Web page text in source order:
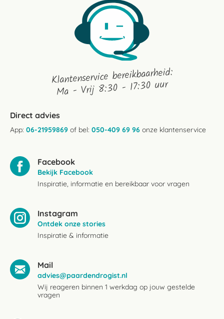
Klantenservice bereikbaarheid:
Ma - Vrij 8:30 - 17:30 uur
Direct advies
App: 06-21959869 of bel: 050-409 69 96 onze klantenservice
Facebook
Bekijk Facebook
Inspiratie, informatie en bereikbaar voor vragen
Instagram
Ontdek onze stories
Inspiratie & informatie
Mail
advies@paardendrogist.nl
Wij reageren binnen 1 werkdag op jouw gestelde
vragen